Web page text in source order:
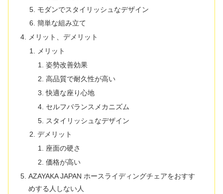
モダンでスタイリッシュなデザイン
簡単な組み立て
メリット、デメリット
メリット
姿勢改善効果
高品質で耐久性が高い
快適な座り心地
セルフバランスメカニズム
スタイリッシュなデザイン
デメリット
座面の硬さ
価格が高い
AZAYAKA JAPAN ホースライディングチェアをおすす
めする人しない人